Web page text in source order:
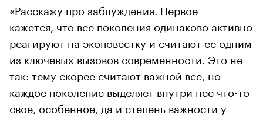
«Расскажу про заблуждения. Первое —
кажется, что все поколения одинаково активно
реагируют на экоповестку и считают ее одним
из ключевых вызовов современности. Это не
так: тему скорее считают важной все, но
каждое поколение выделяет внутри нее что-то
свое, особенное, да и степень важности у